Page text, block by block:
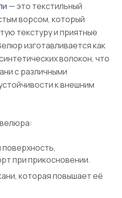
— это текстильный
ворсом, который
текстуру и приятные
изготавливается как
волокон, что
с различными
к внешним
поверхность,
при прикосновении.
которая повышает её